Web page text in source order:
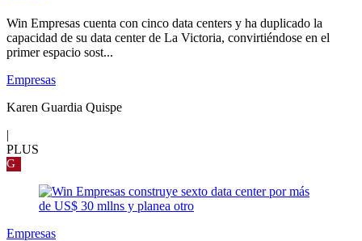
Win Empresas cuenta con cinco data centers y ha duplicado la
capacidad de su data center de La Victoria, convirtiéndose en el
primer espacio sost...
Empresas
Karen Guardia Quispe
|
PLUS
G
Empresas